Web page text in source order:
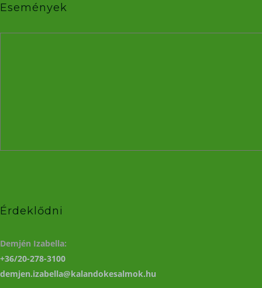
Események
Érdeklődni
Demjén Izabella:
+36/20-278-3100
demjen.izabella@kalandokesalmok.hu